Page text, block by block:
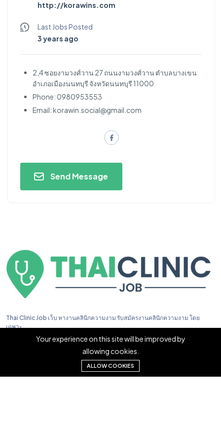
http://korawins.com
Last Jobs Posted
3 years ago
2,4 ซอยงามวงศ์วาน 27 ถนนงามวงศ์วาน ตำบลบางเขน
อำเภอเมืองนนทบุรี จังหวัดนนทบุรี 11000
Phone: 0980953553
Email:korawin.social@gmail.com
Send Message
Thai Clinic Job เว็บ หางานคลินิกความงาม รับสมัครงานคลินิกความงาม โดย
เฉพาะ
Your experience on this site will be improved by
allowing cookies.
ALLOW COOKIES